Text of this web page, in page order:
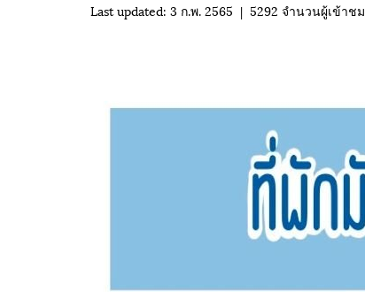
Last updated: 3 ก.พ. 2565 | 5292 จำนวนผู้เข้าชม